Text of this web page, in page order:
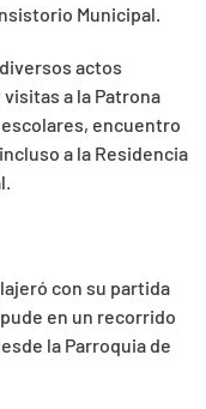
Municipal.
actos
a la Patrona
encuentro
a la Residencia
con su partida
en un recorrido
la Parroquia de